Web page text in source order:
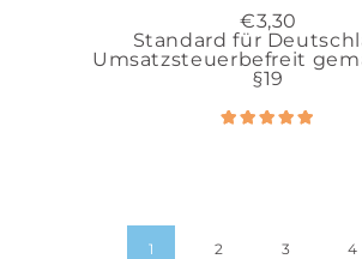
€3,30
Standard für
Umsatzsteuerbefreit
§19
5.00
1 2 3 4